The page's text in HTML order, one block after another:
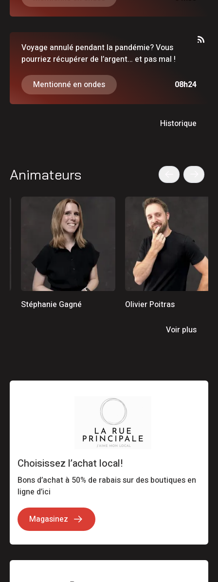
Voyage annulé pendant la pandémie? Vous
pourriez récupérer de l’argent… et pas mal !
Mentionné en ondes 08h24
Historique
Animateurs
Stéphanie Gagné Olivier Poitras
Voir plus
Choisissez l’achat local!
Bons d’achat à 50% de rabais sur des boutiques en
ligne d’ici
Magasinez